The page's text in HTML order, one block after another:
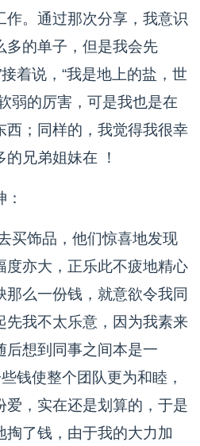
作。通过那次分享，我意识
多的单子，但是我会先
着说，“我是地上的盐，世
弱的厉害，可是我也是在
西；同样的，我觉得我很幸
兄弟姐妹在 ！
饰品，他们惊喜地发现
度亦大，正乐此不疲地精心
么一份钱，就意欲令我同
先我不太乐意，因为我素来
后想到同事之间本是一
钱使整个团队更为和睦，
爱，实在还是划算的，于是
掏了钱，由于我的大力加